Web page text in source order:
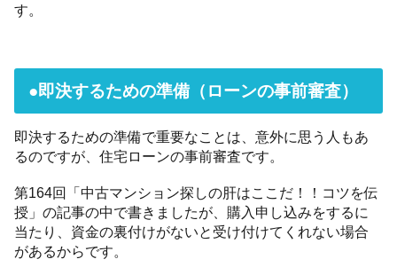
す。
●即決するための準備（ローンの事前審査）
即決するための準備で重要なことは、意外に思う人もあ
るのですが、住宅ローンの事前審査です。
第164回「中古マンション探しの肝はここだ！！コツを伝
授」の記事の中で書きましたが、購入申し込みをするに
当たり、資金の裏付けがないと受け付けてくれない場合
があるからです。